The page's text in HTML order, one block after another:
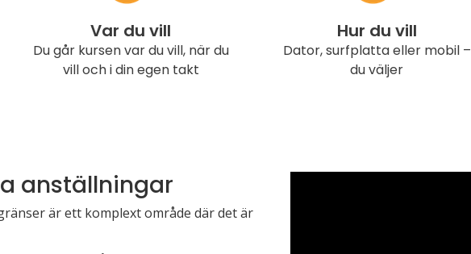
Var du vill
Du går kursen var du vill, när du
vill och i din egen takt
Hur du vill
Dator, surfplatta eller mobil –
du väljer
anställningar
är ett komplext område där det är